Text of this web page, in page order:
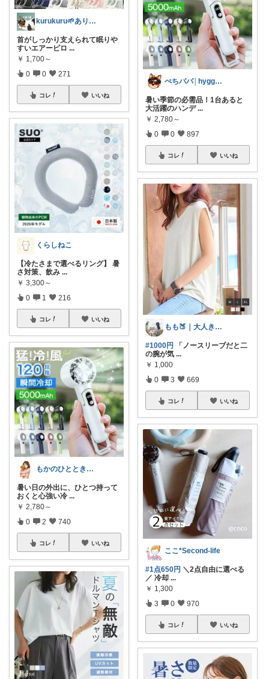
kurukuru🌱ありがとうございます
首がしっかり支えられて眠りや
すいエアーピロ ...
￥ 1,700～
0 0 271
コレ いいね
くらしねこ
【冷たさまで選べるリング】 暑
さ対策、飲み ...
￥ 3,300～
0 1 216
コレ いいね
もかのひととき𓂃𓈒𓏸
暑い日の外出に、ひとつ持って
おくと心強い冷 ...
￥ 2,780～
0 2 740
コレ いいね
ぺちパパ│hyggeな心意気を大切に🌿
暑い季節の必需品！1台あると
大活躍のハンデ ...
￥ 2,780～
0 0 897
コレ いいね
もも🍑｜大人きれいめファッション
#1000円
「ノースリーブだと二
の腕が気 ...
￥ 1,000
0 3 669
コレ いいね
ここ*Second-life
#1点650円 ＼2点自由に選べる
／ 冷却 ...
￥ 1,300
3 0 970
コレ いいね